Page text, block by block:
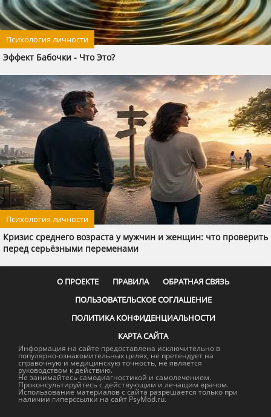
Психология личности
Эффект Бабочки - Что Это?
Психология личности
Кризис среднего возраста у мужчин и женщин: что проверить
перед серьёзными переменами
О ПРОЕКТЕ ПРАВИЛА
ОБРАТНАЯ СВЯЗЬ
ПОЛЬЗОВАТЕЛЬСКОЕ СОГЛАШЕНИЕ
ПОЛИТИКА КОНФИДЕНЦИАЛЬНОСТИ
КАРТА САЙТА
Информация на сайте предоставлена исключительно в
популярно-ознакомительных целях, не претендует на
справочную и медицинскую точность, не является
руководством к действию.
Не занимайтесь самодиагностикой и самолечением.
Проконсультируйтесь с действующим и лечащим врачом.
Использование материалов с сайта разрешается только при
наличии гиперссылки на сайт PsyMod.ru.